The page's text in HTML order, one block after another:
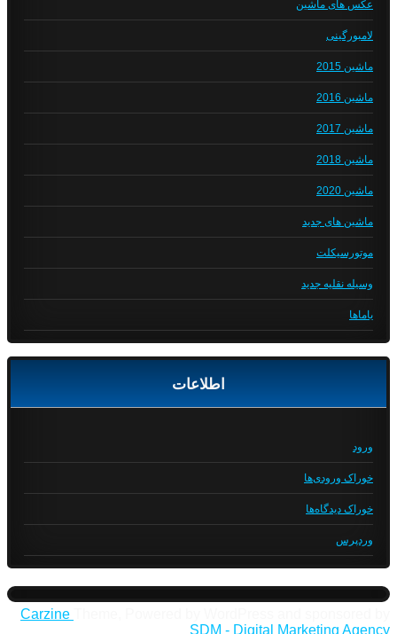
عکس های ماشین
لامبورگینی
ماشین 2015
ماشین 2016
ماشین 2017
ماشین 2018
ماشین 2020
ماشین های جدید
موتورسیکلت
وسیله نقلیه جدید
یاماها
اطلاعات
ورود
خوراک ورودی‌ها
خوراک دیدگاه‌ها
وردپرس
Carzine
SDM - Digital Marketing Agency